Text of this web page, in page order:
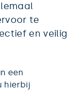
te
en veilig
een
hierbij